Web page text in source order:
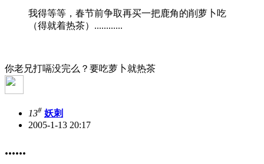
我得等等，春节前争取再买一把鹿角的削萝卜吃
（得就着热茶）............
你老兄打嗝没完么？要吃萝卜就热茶
13# 妖刺
2005-1-13 20:17
......